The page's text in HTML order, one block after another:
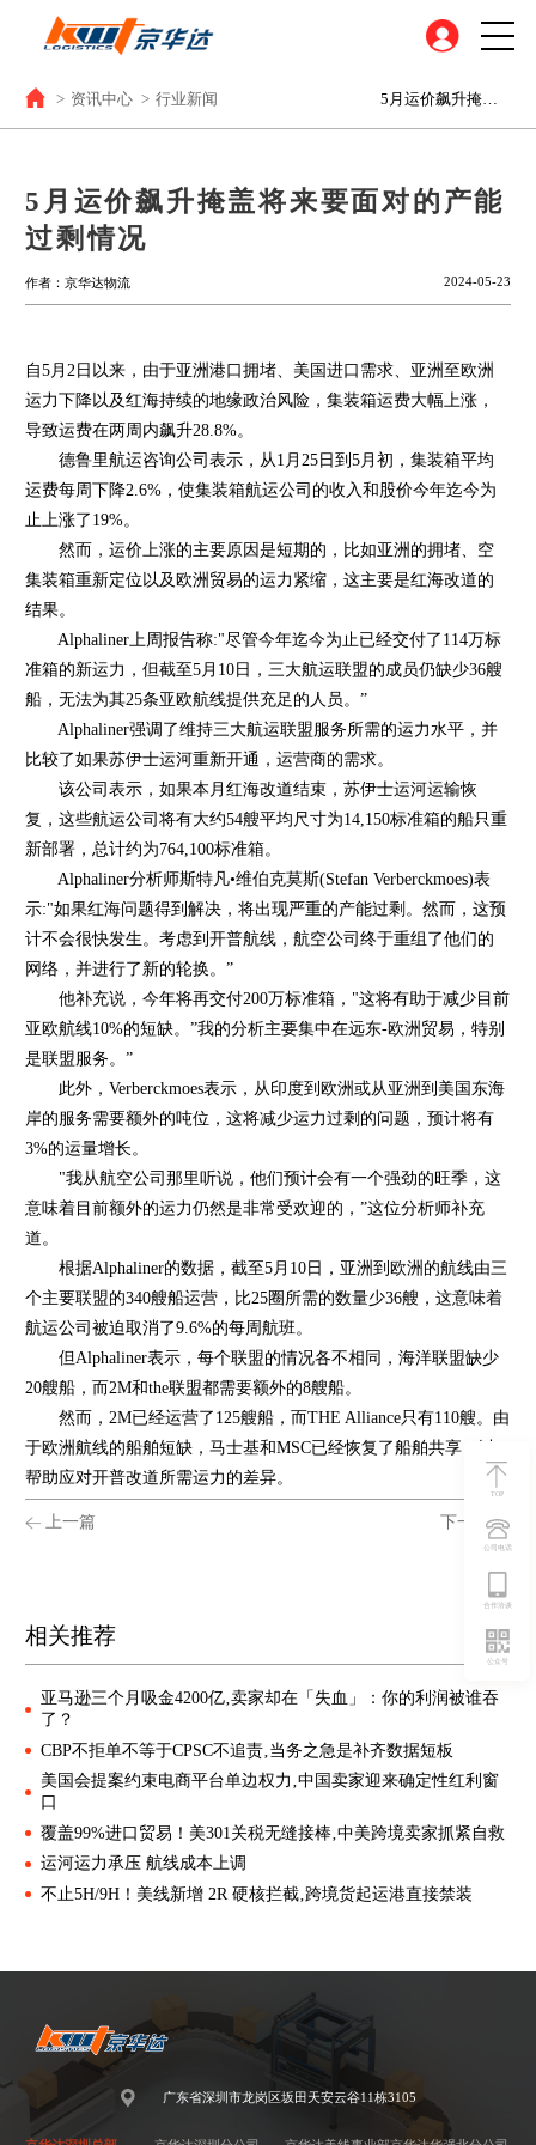
TOP
公司电话
合作洽谈
公众号
> 资讯中心 > 行业新闻
5月运价飙升掩盖将来要面对的产能
过剩情况
作者：京华达物流 2024-05-23
自5月2日以来，由于亚洲港口拥堵、美国进口需求、亚洲至欧洲
运力下降以及红海持续的地缘政治风险，集装箱运费大幅上涨，
导致运费在两周内飙升28.8%。
德鲁里航运咨询公司表示，从1月25日到5月初，集装箱平均
运费每周下降2.6%，使集装箱航运公司的收入和股价今年迄今为
止上涨了19%。
然而，运价上涨的主要原因是短期的，比如亚洲的拥堵、空
集装箱重新定位以及欧洲贸易的运力紧缩，这主要是红海改道的
结果。
Alphaliner上周报告称:"尽管今年迄今为止已经交付了114万标
准箱的新运力，但截至5月10日，三大航运联盟的成员仍缺少36艘
船，无法为其25条亚欧航线提供充足的人员。”
Alphaliner强调了维持三大航运联盟服务所需的运力水平，并
比较了如果苏伊士运河重新开通，运营商的需求。
该公司表示，如果本月红海改道结束，苏伊士运河运输恢
复，这些航运公司将有大约54艘平均尺寸为14,150标准箱的船只重
新部署，总计约为764,100标准箱。
Alphaliner分析师斯特凡•维伯克莫斯(Stefan Verberckmoes)表
示:"如果红海问题得到解决，将出现严重的产能过剩。然而，这预
计不会很快发生。考虑到开普航线，航空公司终于重组了他们的
网络，并进行了新的轮换。”
他补充说，今年将再交付200万标准箱，"这将有助于减少目前
亚欧航线10%的短缺。”我的分析主要集中在远东-欧洲贸易，特别
是联盟服务。”
此外，Verberckmoes表示，从印度到欧洲或从亚洲到美国东海
岸的服务需要额外的吨位，这将减少运力过剩的问题，预计将有
3%的运量增长。
"我从航空公司那里听说，他们预计会有一个强劲的旺季，这
意味着目前额外的运力仍然是非常受欢迎的，”这位分析师补充
道。
根据Alphaliner的数据，截至5月10日，亚洲到欧洲的航线由三
个主要联盟的340艘船运营，比25圈所需的数量少36艘，这意味着
航运公司被迫取消了9.6%的每周航班。
但Alphaliner表示，每个联盟的情况各不相同，海洋联盟缺少
20艘船，而2M和the联盟都需要额外的8艘船。
然而，2M已经运营了125艘船，而THE Alliance只有110艘。由
于欧洲航线的船舶短缺，马士基和MSC已经恢复了船舶共享，以
帮助应对开普改道所需运力的差异。
上一篇 下一篇
相关推荐
亚马逊三个月吸金4200亿‚卖家却在「失血」：你的利润被谁吞
了？
CBP不拒单不等于CPSC不追责‚当务之急是补齐数据短板
美国会提案约束电商平台单边权力‚中国卖家迎来确定性红利窗
口
覆盖99%进口贸易！美301关税无缝接棒‚中美跨境卖家抓紧自救
运河运力承压 航线成本上调
不止5H/9H！美线新增 2R 硬核拦截‚跨境货起运港直接禁装
广东省深圳市龙岗区坂田天安云谷11栋3105